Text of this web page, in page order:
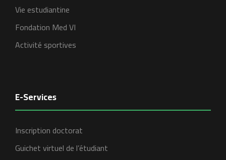
Vie estudiantine
Fondation Med VI
Activité sportives
E-Services
Inscription doctorat
Guichet virtuel de l’étudiant